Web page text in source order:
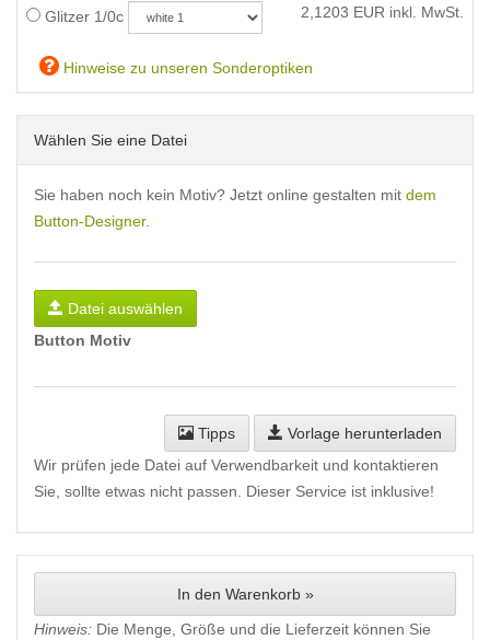
Glitzer 1/0c 2,1203 EUR inkl. MwSt.
Hinweise zu unseren Sonderoptiken
Wählen Sie eine Datei
Sie haben noch kein Motiv? Jetzt online gestalten mit dem
Button-Designer.
Datei auswählen
Button Motiv
Tipps
Vorlage herunterladen
Wir prüfen jede Datei auf Verwendbarkeit und kontaktieren
Sie, sollte etwas nicht passen. Dieser Service ist inklusive!
In den Warenkorb »
Hinweis: Die Menge, Größe und die Lieferzeit können Sie